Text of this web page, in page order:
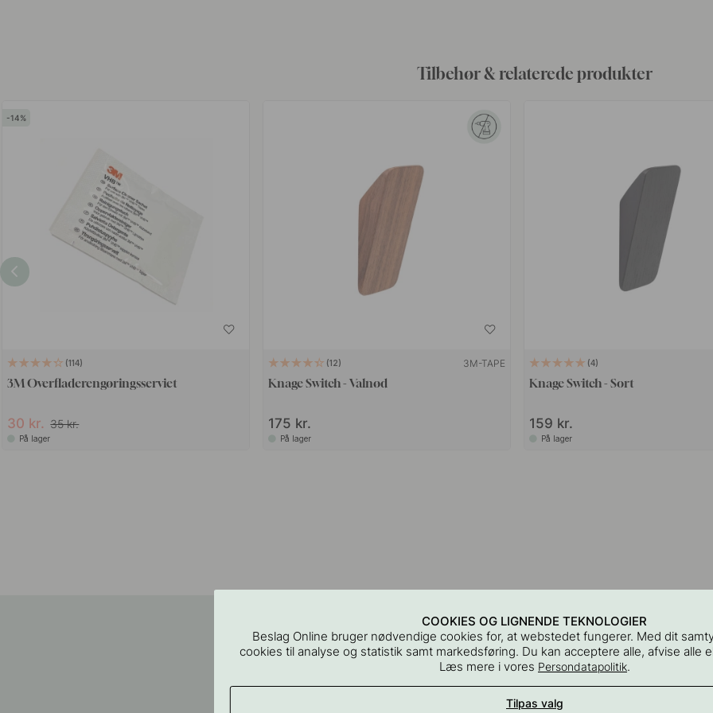
Tilbehør & relaterede produkter
14
114
3M Overfladerengøringsserviet
30 kr. 35 kr.
På lager
12 3M-TAPE
Knage Switch - Valnød
175 kr.
På lager
4
Knage Switch - Sort
159 kr.
På lager
COOKIES OG LIGNENDE TEKNOLOGIER
Beslag Online bruger nødvendige cookies for, at webstedet fungerer. Med dit
cookies til analyse og statistik samt markedsføring. Du kan acceptere alle, afvise alle
Læs mere i vores Persondatapolitik.
Tilpas valg